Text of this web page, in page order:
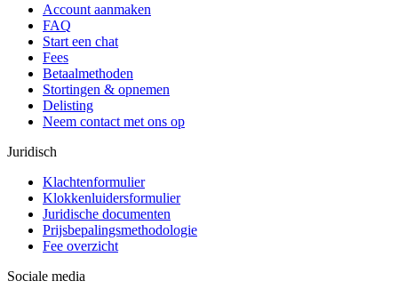
Account aanmaken
FAQ
Start een chat
Fees
Betaalmethoden
Stortingen & opnemen
Delisting
Neem contact met ons op
Juridisch
Klachtenformulier
Klokkenluidersformulier
Juridische documenten
Prijsbepalingsmethodologie
Fee overzicht
Sociale media